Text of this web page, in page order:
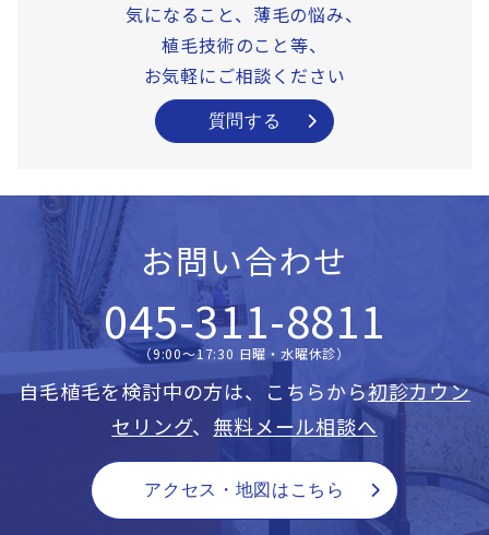
気になること、薄毛の悩み、
植毛技術のこと等、
お気軽にご相談ください
質問する
お問い合わせ
045-311-8811
（9:00〜17:30 日曜・水曜休診）
自毛植毛を検討中の方は、こちらから初診カウン
セリング、 無料メール相談へ
アクセス・地図はこちら